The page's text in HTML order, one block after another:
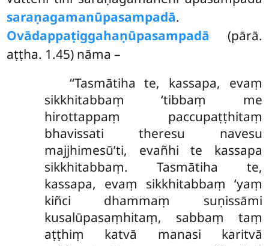
saraṇagamanūpasampadā.
Ovādappaṭiggahaṇūpasampadā (pārā.
aṭṭha. 1.45) nāma –
‘‘Tasmātiha te, kassapa, evaṃ
sikkhitabbaṃ ‘tibbaṃ me
hirottappaṃ paccupaṭṭhitaṃ
bhavissati theresu navesu
majjhimesū’ti, evañhi te kassapa
sikkhitabbaṃ. Tasmātiha te,
kassapa, evaṃ sikkhitabbaṃ ‘yaṃ
kiñci dhammaṃ suṇissāmi
kusalūpasaṃhitaṃ, sabbaṃ taṃ
aṭṭhiṃ katvā manasi karitvā